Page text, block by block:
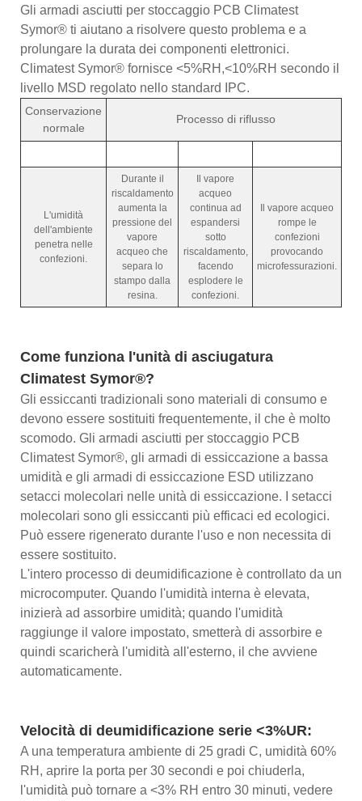
Gli armadi asciutti per stoccaggio PCB Climatest
Symor® ti aiutano a risolvere questo problema e a
prolungare la durata dei componenti elettronici.
Climatest Symor® fornisce <5%RH,<10%RH secondo il
livello MSD regolato nello standard IPC.
Conservazione
normale
Processo di riflusso
L'umidità
dell'ambiente
penetra nelle
confezioni.
Durante il
riscaldamento
aumenta la
pressione del
vapore
acqueo che
separa lo
stampo dalla
resina.
Il vapore
acqueo
continua ad
espandersi
sotto
riscaldamento,
facendo
esplodere le
confezioni.
Il vapore acqueo
rompe le
confezioni
provocando
microfessurazioni.
Come funziona l'unità di asciugatura
Climatest Symor®?
Gli essiccanti tradizionali sono materiali di consumo e
devono essere sostituiti frequentemente, il che è molto
scomodo. Gli armadi asciutti per stoccaggio PCB
Climatest Symor®, gli armadi di essiccazione a bassa
umidità e gli armadi di essiccazione ESD utilizzano
setacci molecolari nelle unità di essiccazione. I setacci
molecolari sono gli essiccanti più efficaci ed ecologici.
Può essere rigenerato durante l'uso e non necessita di
essere sostituito.
L'intero processo di deumidificazione è controllato da un
microcomputer. Quando l'umidità interna è elevata,
inizierà ad assorbire umidità; quando l'umidità
raggiunge il valore impostato, smetterà di assorbire e
quindi scaricherà l'umidità all'esterno, il che avviene
automaticamente.
Velocità di deumidificazione serie <3%UR:
A una temperatura ambiente di 25 gradi C, umidità 60%
RH, aprire la porta per 30 secondi e poi chiuderla,
l'umidità può tornare a <3% RH entro 30 minuti, vedere